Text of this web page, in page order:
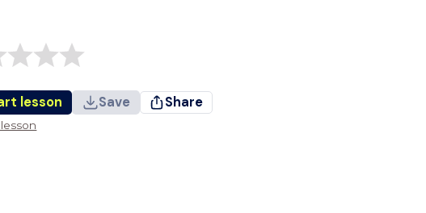
lesson Save Share